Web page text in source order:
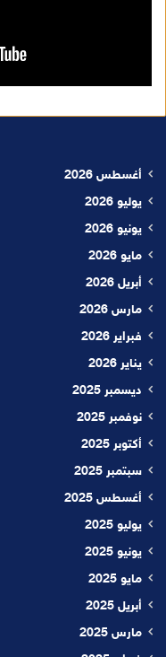
أغسطس 2026
يوليو 2026
يونيو 2026
مايو 2026
أبريل 2026
مارس 2026
فبراير 2026
يناير 2026
ديسمبر 2025
نوفمبر 2025
أكتوبر 2025
سبتمبر 2025
أغسطس 2025
يوليو 2025
يونيو 2025
مايو 2025
أبريل 2025
مارس 2025